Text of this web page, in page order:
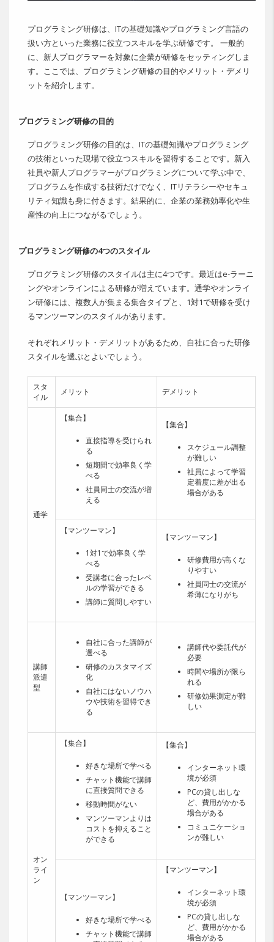
プログラミング研修は、ITの基礎知識やプログラミング言語の
扱い方といった業務に役立つスキルを学ぶ研修です。 一般的
に、新人プログラマーを対象に企業が研修をセッティングしま
す。ここでは、プログラミング研修の目的やメリット・デメリ
ットを紹介します。
プログラミング研修の目的
プログラミング研修の目的は、ITの基礎知識やプログラミング
の技術といった現場で役立つスキルを習得することです。新入
社員や新人プログラマーがプログラミングについて学ぶ中で、
プログラムを作成する技術だけでなく、ITリテラシーやセキュ
リティ知識も身に付きます。結果的に、企業の業務効率化や生
産性の向上につながるでしょう。
プログラミング研修の4つのスタイル
プログラミング研修のスタイルは主に4つです。最近はe-ラーニ
ングやオンラインによる研修が増えています。通学やオンライ
ン研修には、複数人が集まる集合タイプと、1対1で研修を受け
るマンツーマンのスタイルがあります。
それぞれメリット・デメリットがあるため、自社に合った研修
スタイルを選ぶとよいでしょう。
スタ
イル
メリット デメリット
通学
【集合】
直接指導を受けられ
る
短期間で効率良く学
べる
社員同士の交流が増
える
【集合】
スケジュール調整
が難しい
社員によって学習
定着度に差が出る
場合がある
【マンツーマン】
1対1で効率良く学
べる
受講者に合ったレベ
ルの学習ができる
講師に質問しやすい
【マンツーマン】
研修費用が高くな
りやすい
社員同士の交流が
希薄になりがち
講師
派遣
型
自社に合った講師が
選べる
研修のカスタマイズ
化
自社にはないノウハ
ウや技術を習得でき
る
講師代や委託代が
必要
時間や場所が限ら
れる
研修効果測定が難
しい
オン
ライ
ン
【集合】
好きな場所で学べる
チャット機能で講師
に直接質問できる
移動時間がない
マンツーマンよりは
コストを抑えること
ができる
【集合】
インターネット環
境が必須
PCの貸し出しな
ど、費用がかかる
場合がある
コミュニケーショ
ンが難しい
【マンツーマン】
好きな場所で学べる
チャット機能で講師
【マンツーマン】
インターネット環
境が必須
PCの貸し出しな
ど、費用がかかる
場合がある